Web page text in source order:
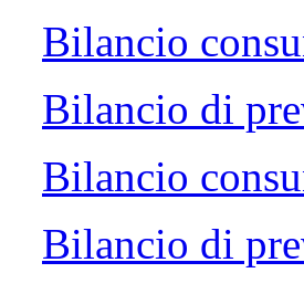
Bilancio
Bilancio di
Bilancio
Bilancio di